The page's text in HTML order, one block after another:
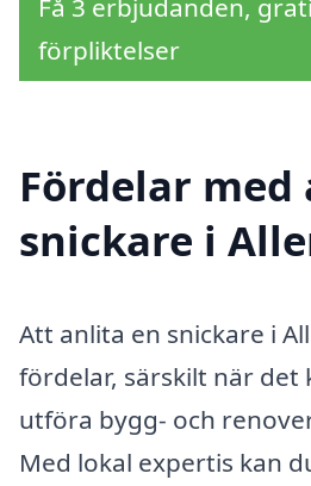
Få 3 erbjudanden,
förpliktelser
Fördelar
snickare i
Att anlita en snickare i
fördelar, särskilt när det
utföra bygg- och
Med lokal expertis kan